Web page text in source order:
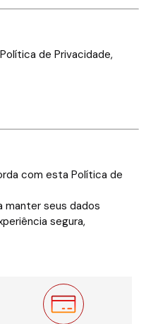
de Privacidade,
com esta Política de
manter seus dados
segura,